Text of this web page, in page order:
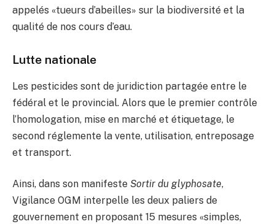
appelés «tueurs d’abeilles» sur la biodiversité et la
qualité de nos cours d’eau.
Lutte nationale
Les pesticides sont de juridiction partagée entre le
fédéral et le provincial. Alors que le premier contrôle
l’homologation, mise en marché et étiquetage, le
second réglemente la vente, utilisation, entreposage
et transport.
Ainsi, dans son manifeste Sortir du glyphosate,
Vigilance OGM interpelle les deux paliers de
gouvernement en proposant 15 mesures «simples,